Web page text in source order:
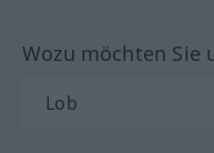
Wozu möchten Sie